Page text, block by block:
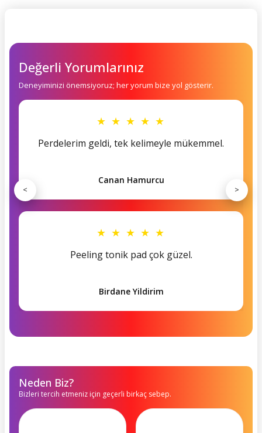
Değerli Yorumlarınız
Deneyiminizi önemsiyoruz; her yorum bize yol gösterir.
★ ★ ★ ★ ★
Perdelerim geldi, tek kelimeyle mükemmel.
Canan Hamurcu
★ ★ ★ ★ ★
Peeling tonik pad çok güzel.
Birdane Yildirim
< >
Neden Biz?
Bizleri tercih etmeniz için geçerli birkaç sebep.